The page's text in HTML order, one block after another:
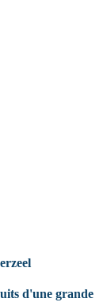
d'une grande